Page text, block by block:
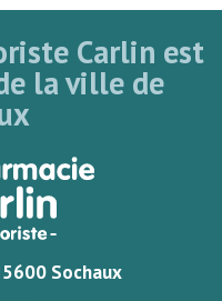
Carlin est
la ville de
Sochaux